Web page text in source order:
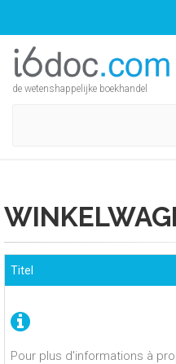
de wetenshappelijke boekhandel
Pour plus d'informations à
Titel